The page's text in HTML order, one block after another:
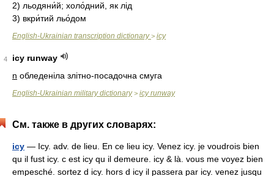
2) льодяни́й; холо́дний, як лід
3) вкри́тий льо́дом
English-Ukrainian transcription dictionary> icy
4
icy runway
n обледеніла злітно-посадочна смуга
English-Ukrainian military dictionary> icy runway
См. также в других словарях:
icy — Icy. adv. de lieu. En ce lieu icy. Venez icy. je voudrois bien
qu il fust icy. c est icy qu il demeure. icy & là. vous me voyez bien
empesché. sortez d icy. hors d icy il passera par icy. venez jusqu